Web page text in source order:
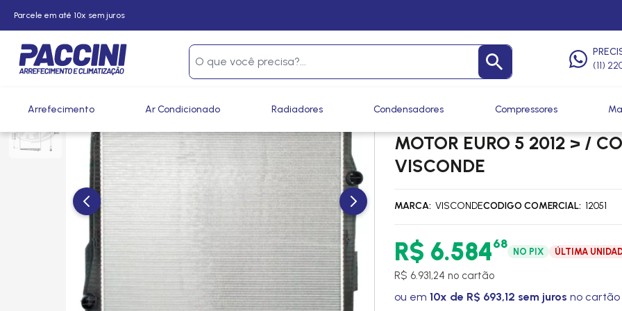
Parcele em até 10x sem juros
(11)
Arrefecimento Ar Condicionado Radiadores Condensadores Compressores
Página inicial/Produtos
RADIADOR PARA SCANIA
MOTOR EURO 5 2012 > /
VISCONDE
MARCA VISCONDECODIGO COMERCIAL 12051
R$ 6.58468
NO PIX ÚLTIMA
R$ 6.931,24 no cartão
ou em 10x de R$ 693,12 sem juros no cartão